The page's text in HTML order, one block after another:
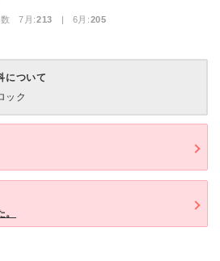
数 7月:213 | 6月:205
について
ック